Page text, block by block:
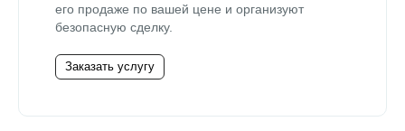
его продаже по вашей цене и организуют
безопасную сделку.
Заказать услугу